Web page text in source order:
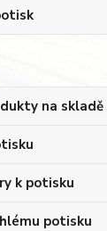
na skladě
k potisku
potisku